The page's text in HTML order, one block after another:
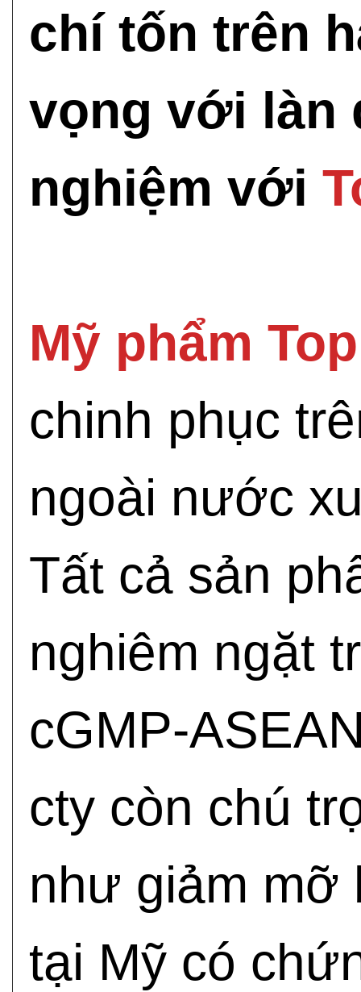
chí tốn trên
vọng với làn
nghiệm với
Mỹ phẩm
chinh phục
ngoài nước
Tất cả sản
nghiêm ngặt
cGMP-
cty còn chú
như giảm mỡ
tại Mỹ có